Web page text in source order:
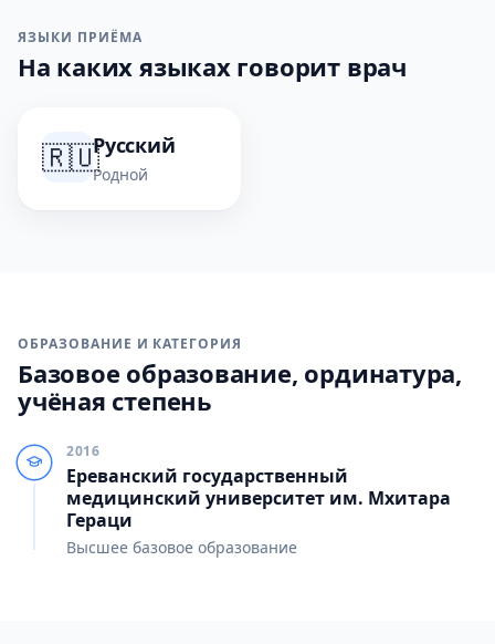
ЯЗЫКИ ПРИЁМА
На каких языках говорит врач
🇷🇺Русский
Родной
ОБРАЗОВАНИЕ И КАТЕГОРИЯ
Базовое образование, ординатура,
учёная степень
2016
Ереванский государственный
медицинский университет им. Мхитара
Гераци
Высшее базовое образование